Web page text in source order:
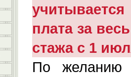
плата за
стажа с 1
По желанию